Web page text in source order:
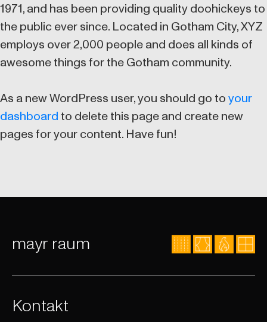
1971, and has been providing quality doohickeys to
the public ever since. Located in Gotham City, XYZ
employs over 2,000 people and does all kinds of
awesome things for the Gotham community.
As a new WordPress user, you should go toyour
dashboard to delete this page and create new
pages for your content. Have fun!
mayr raum
Kontakt